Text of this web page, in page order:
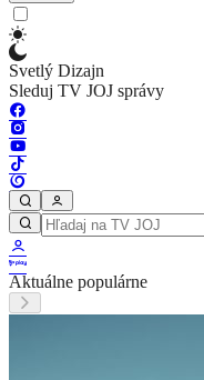
Svetlý Dizajn
Sleduj TV JOJ správy
Aktuálne populárne